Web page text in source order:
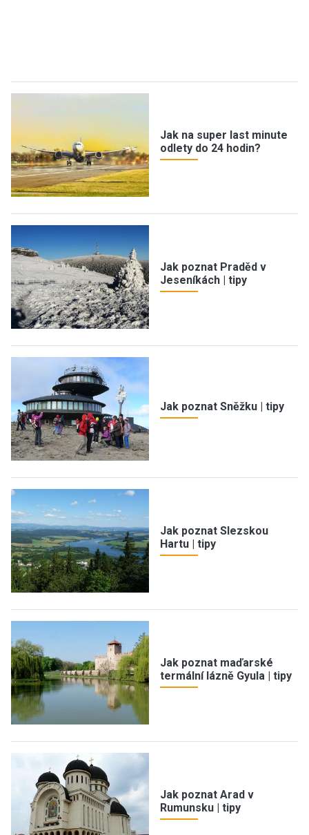
Jak na super last minute
odlety do 24 hodin?
Jak poznat Praděd v
Jeseníkách | tipy
Jak poznat Sněžku | tipy
Jak poznat Slezskou
Hartu | tipy
Jak poznat maďarské
termální lázně Gyula | tipy
Jak poznat Arad v
Rumunsku | tipy